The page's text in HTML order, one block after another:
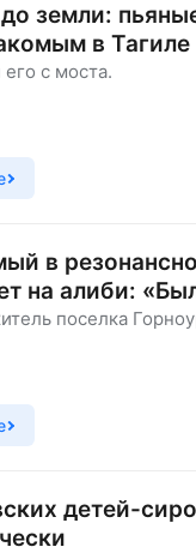
земли:
в Тагиле
с моста.
в
на алиби:
поселка
детей-